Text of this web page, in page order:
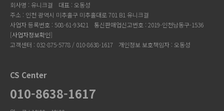
회사명 : 유니크걸
대표 : 오동성
주소 : 인천 광역시 미추홀구 미추홀대로 701 B1 유니크걸
사업자 등록번호 : 508-61-93421
통신판매업신고번호 : 2019-인천남동구-1536
[사업자정보확인]
고객센터 : 032-875-5778 / 010-8638-1617
개인정보 보호책임자 : 오동성
CS Center
010-8638-1617